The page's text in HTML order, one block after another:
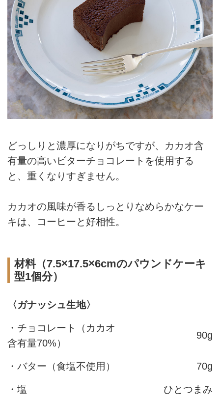
どっしりと濃厚になりがちですが、カカオ含
有量の高いビターチョコレートを使用する
と、重くなりすぎません。
カカオの風味が香るしっとりなめらかなケー
キは、コーヒーと好相性。
材料（7.5×17.5×6cmのパウンドケーキ
型1個分）
〈ガナッシュ生地〉
・チョコレート（カカオ
含有量70%）
90g
・バター（食塩不使用） 70g
・塩 ひとつまみ